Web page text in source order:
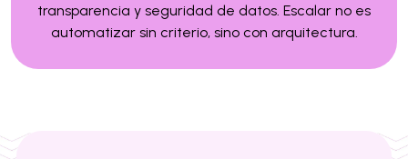
transparencia y seguridad de datos. Escalar no es
automatizar sin criterio, sino con arquitectura.